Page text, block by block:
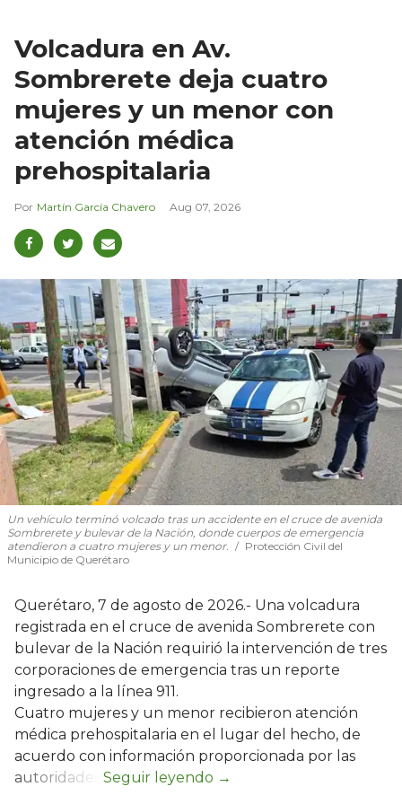
Volcadura en Av.
Sombrerete deja cuatro
mujeres y un menor con
atención médica
prehospitalaria
Martín García Chavero Aug 07, 2026
Un vehículo terminó volcado tras un accidente en el cruce de avenida
Sombrerete y bulevar de la Nación, donde cuerpos de emergencia
atendieron a cuatro mujeres y un menor.
Protección Civil del
Municipio de Querétaro
Querétaro, 7 de agosto de 2026.- Una volcadura
registrada en el cruce de avenida Sombrerete con
bulevar de la Nación requirió la intervención de tres
corporaciones de emergencia tras un reporte
ingresado a la línea 911.
Cuatro mujeres y un menor recibieron atención
médica prehospitalaria en el lugar del hecho, de
acuerdo con información proporcionada por las
autoridades.